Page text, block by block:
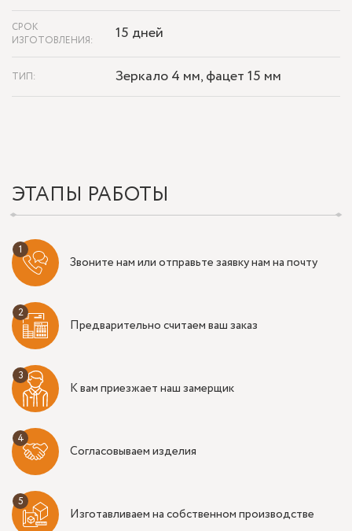
СРОК
ИЗГОТОВЛЕНИЯ:
15 дней
ТИП: Зеркало 4 мм, фацет 15 мм
ЭТАПЫ РАБОТЫ
Звоните нам или отправьте заявку нам на почту
Предварительно считаем ваш заказ
К вам приезжает наш замерщик
Согласовываем изделия
Изготавливаем на собственном производстве